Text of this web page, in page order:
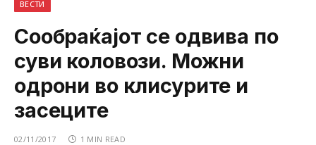
ВЕСТИ
Сообраќајот се одвива по
суви коловози. Можни
одрони во клисурите и
засеците
02/11/2017 1 MIN READ